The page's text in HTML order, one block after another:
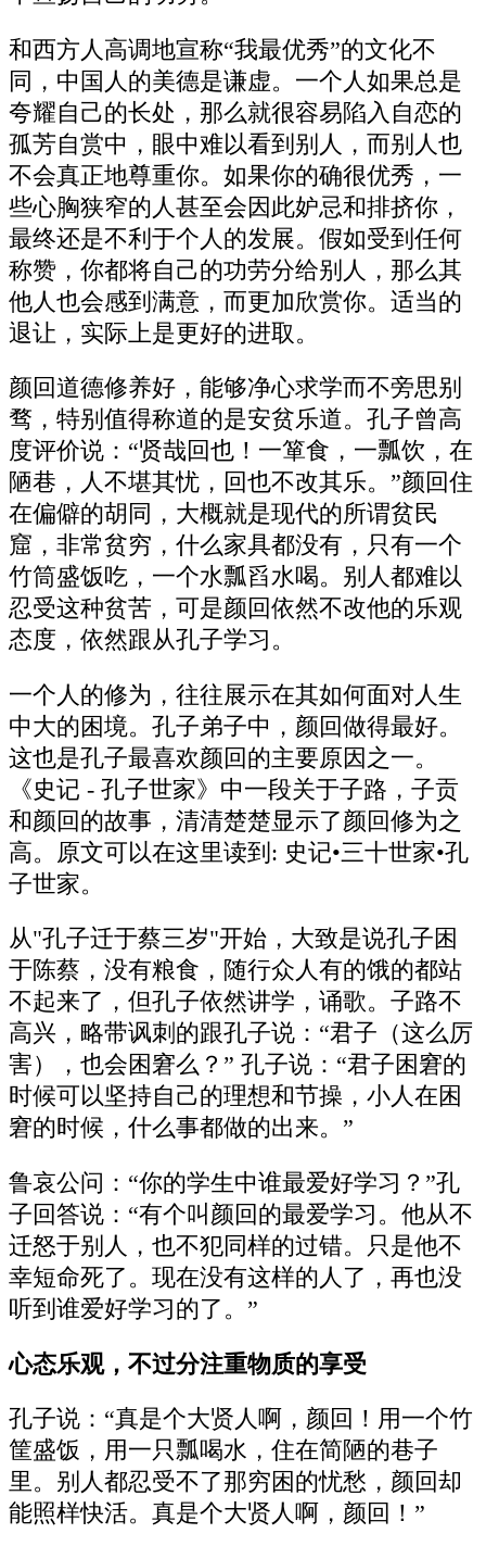
和西方人高调地宣称“我最优秀”的文化不
同，中国人的美德是谦虚。一个人如果总是
夸耀自己的长处，那么就很容易陷入自恋的
孤芳自赏中，眼中难以看到别人，而别人也
不会真正地尊重你。如果你的确很优秀，一
些心胸狭窄的人甚至会因此妒忌和排挤你，
最终还是不利于个人的发展。假如受到任何
称赞，你都将自己的功劳分给别人，那么其
他人也会感到满意，而更加欣赏你。适当的
退让，实际上是更好的进取。
颜回道德修养好，能够净心求学而不旁思别
骛，特别值得称道的是安贫乐道。孔子曾高
度评价说：“贤哉回也！一箪食，一瓢饮，在
陋巷，人不堪其忧，回也不改其乐。”颜回住
在偏僻的胡同，大概就是现代的所谓贫民
窟，非常贫穷，什么家具都没有，只有一个
竹筒盛饭吃，一个水瓢舀水喝。别人都难以
忍受这种贫苦，可是颜回依然不改他的乐观
态度，依然跟从孔子学习。
一个人的修为，往往展示在其如何面对人生
中大的困境。孔子弟子中，颜回做得最好。
这也是孔子最喜欢颜回的主要原因之一。
《史记 - 孔子世家》中一段关于子路，子贡
和颜回的故事，清清楚楚显示了颜回修为之
高。原文可以在这里读到: 史记•三十世家•孔
子世家。
从"孔子迁于蔡三岁"开始，大致是说孔子困
于陈蔡，没有粮食，随行众人有的饿的都站
不起来了，但孔子依然讲学，诵歌。子路不
高兴，略带讽刺的跟孔子说：“君子（这么厉
害），也会困窘么？” 孔子说：“君子困窘的
时候可以坚持自己的理想和节操，小人在困
窘的时候，什么事都做的出来。”
鲁哀公问：“你的学生中谁最爱好学习？”孔
子回答说：“有个叫颜回的最爱学习。他从不
迁怒于别人，也不犯同样的过错。只是他不
幸短命死了。现在没有这样的人了，再也没
听到谁爱好学习的了。”
心态乐观，不过分注重物质的享受
孔子说：“真是个大贤人啊，颜回！用一个竹
筐盛饭，用一只瓢喝水，住在简陋的巷子
里。别人都忍受不了那穷困的忧愁，颜回却
能照样快活。真是个大贤人啊，颜回！”